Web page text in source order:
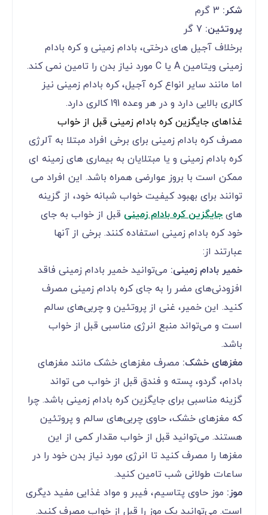
شکر: 3 گرم
پروتئین: 7 گر
برخلاف آجیل های درختی، بادام زمینی و کره بادام
زمینی ویتامین A یا C مورد نیاز بدن را تامین نمی کند.
اما مانند سایر انواع کره آجیل، کره بادام زمینی نیز
کالری بالایی دارد و در هر وعده 191 کالری دارد.
غذاهای جایگزین کره بادام زمینی قبل از خواب
مصرف کره بادام زمینی برای برخی افراد مبتلا به آلرژی
کره بادام زمینی و یا مبتلایان به بیماری های زمینه ای
ممکن است با بروز عوارضی همراه باشد. این افراد می
توانند برای بهبود کیفیت خواب شبانه خود، از گزینه
هایجایگزین کره بادام زمینی قبل از خواب به جای
خود کره بادام زمینی استفاده کنند. برخی از آنها
عبارتند از:
خمیر بادام زمینی: می‌توانید خمیر بادام زمینی فاقد
افزودنی‌های مضر را به جای کره بادام زمینی مصرف
کنید. این خمیر، غنی از پروتئین و چربی‌های سالم
است و می‌تواند منبع انرژی مناسبی قبل از خواب
باشد.
مغزهای خشک: مصرف مغزهای خشک مانند مغزهای
بادام، گردو، پسته و فندق قبل از خواب می تواند
گزینه مناسبی برای جایگزین کره بادام زمینی باشد. چرا
که مغزهای خشک، حاوی چربی‌های سالم و پروتئین
هستند. می‌توانید قبل از خواب مقدار کمی از این
مغزها را مصرف کنید تا انرژی مورد نیاز بدن خود را در
ساعات طولانی شب تامین کنید.
موز: موز حاوی پتاسیم، فیبر و مواد غذایی مفید دیگری
است. می‌توانید یک موز را قبل از خواب مصرف کنید.